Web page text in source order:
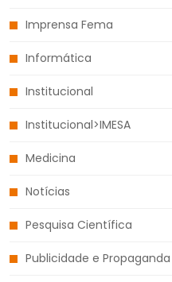
Imprensa Fema
Informática
Institucional
Institucional>IMESA
Medicina
Notícias
Pesquisa Científica
Publicidade e Propaganda